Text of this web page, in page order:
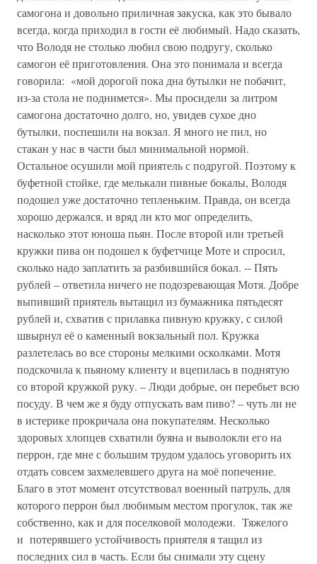
самогона и довольно приличная закуска, как это бывало
всегда, когда приходил в гости её любимый. Надо сказать,
что Володя не столько любил свою подругу, сколько
самогон её приготовления. Она это понимала и всегда
говорила: «мой дорогой пока дна бутылки не побачит,
из-за стола не поднимется». Мы просидели за литром
самогона достаточно долго, но, увидев сухое дно
бутылки, поспешили на вокзал. Я много не пил, но
стакан у нас в части был минимальной нормой.
Остальное осушили мой приятель с подругой. Поэтому к
буфетной стойке, где мелькали пивные бокалы, Володя
подошел уже достаточно тепленьким. Правда, он всегда
хорошо держался, и вряд ли кто мог определить,
насколько этот юноша пьян. После второй или третьей
кружки пива он подошел к буфетчице Моте и спросил,
сколько надо заплатить за разбившийся бокал. -- Пять
рублей – ответила ничего не подозревающая Мотя. Добре
выпивший приятель вытащил из бумажника пятьдесят
рублей и, схватив с прилавка пивную кружку, с силой
швырнул её о каменный вокзальный пол. Кружка
разлетелась во все стороны мелкими осколками. Мотя
подскочила к пьяному клиенту и вцепилась в поднятую
со второй кружкой руку. – Люди добрые, он перебьет всю
посуду. В чем же я буду отпускать вам пиво? – чуть ли не
в истерике прокричала она покупателям. Несколько
здоровых хлопцев схватили буяна и выволокли его на
перрон, где мне с большим трудом удалось уговорить их
отдать совсем захмелевшего друга на моё попечение.
Благо в этот момент отсутствовал военный патруль, для
которого перрон был любимым местом прогулок, так же
собственно, как и для поселковой молодежи. Тяжелого
и потерявшего устойчивость приятеля я тащил из
последних сил в часть. Если бы снимали эту сцену